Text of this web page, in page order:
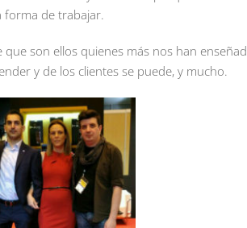
forma de trabajar.
son ellos quienes más nos han
y de los clientes se puede, y mucho.